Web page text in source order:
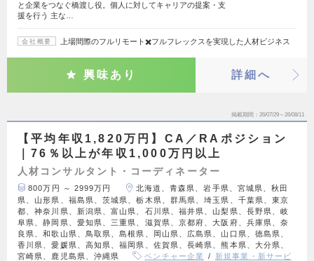
と企業をつなぐ橋渡し役。個人に対してキャリアの提案・支
援を行う 主な…
会社概要 上場間際のフルリモート✖️フルフレックスを実現した人材ビジネス
興味あり 詳細へ
掲載期間 26/07/29～26/08/11
【平均年収1,820万円】CA／RAポジション
｜76％以上が年収1,000万円以上
人材コンサルタント・コーディネーター
800万円 ～ 2999万円
北海道、青森県、岩手県、宮城県、秋田
県、山形県、福島県、茨城県、栃木県、群馬県、埼玉県、千葉県、東京
都、神奈川県、新潟県、富山県、石川県、福井県、山梨県、長野県、岐
阜県、静岡県、愛知県、三重県、滋賀県、京都府、大阪府、兵庫県、奈
良県、和歌山県、鳥取県、島根県、岡山県、広島県、山口県、徳島県、
香川県、愛媛県、高知県、福岡県、佐賀県、長崎県、熊本県、大分県、
宮崎県、鹿児島県、沖縄県
ベンチャー企業
新規事業・新サービ